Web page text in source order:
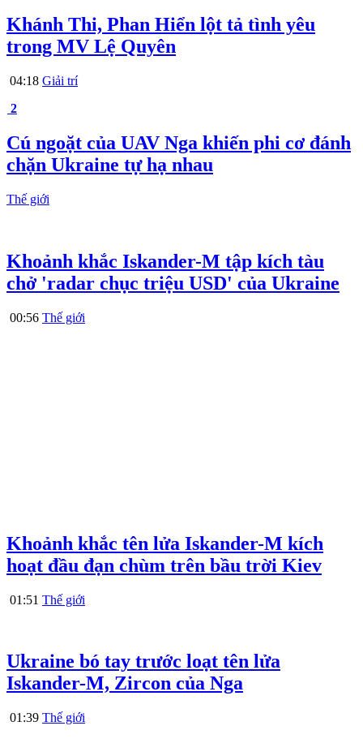
Khánh Thi, Phan Hiển lột tả tình yêu
trong MV Lệ Quyên
04:18 Giải trí
2
Cú ngoặt của UAV Nga khiến phi cơ đánh
chặn Ukraine tự hạ nhau
Thế giới
Khoảnh khắc Iskander-M tập kích tàu
chở 'radar chục triệu USD' của Ukraine
00:56 Thế giới
Khoảnh khắc tên lửa Iskander-M kích
hoạt đầu đạn chùm trên bầu trời Kiev
01:51 Thế giới
Ukraine bó tay trước loạt tên lửa
Iskander-M, Zircon của Nga
01:39 Thế giới